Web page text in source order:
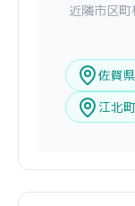
近隣市区
佐賀
江北町